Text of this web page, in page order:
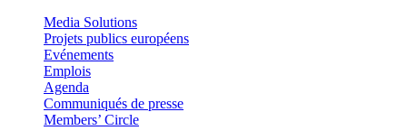
Media Solutions
Projets publics européens
Evénements
Emplois
Agenda
Communiqués de presse
Members’ Circle